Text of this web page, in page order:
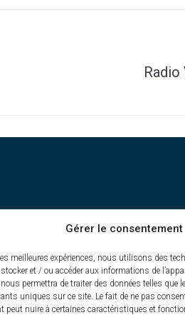
Gérer le consentement
meilleures expériences, nous utilisons des
et / ou accéder aux informations de
permettra de traiter des données telles que
uniques sur ce site. Le fait de ne pas
peut nuire à certaines caractéristiques et
Radio